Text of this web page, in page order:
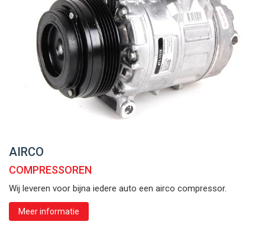
AIRCO
COMPRESSOREN
Wij leveren voor bijna iedere auto een airco compressor.
Meer informatie